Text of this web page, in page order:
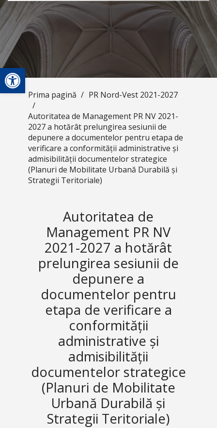
Deschide bara de unelte
Prima pagină / PR Nord-Vest 2021-2027
/
Autoritatea de Management PR NV 2021-
2027 a hotărât prelungirea sesiunii de
depunere a documentelor pentru etapa de
verificare a conformității administrative și
admisibilității documentelor strategice
(Planuri de Mobilitate Urbană Durabilă și
Strategii Teritoriale)
Autoritatea de
Management PR NV
2021-2027 a hotărât
prelungirea sesiunii de
depunere a
documentelor pentru
etapa de verificare a
conformității
administrative și
admisibilității
documentelor strategice
(Planuri de Mobilitate
Urbană Durabilă și
Strategii Teritoriale)